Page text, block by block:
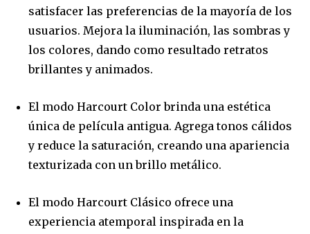
satisfacer las preferencias de la mayoría de los
usuarios. Mejora la iluminación, las sombras y
los colores, dando como resultado retratos
brillantes y animados.
El modo Harcourt Color brinda una estética
única de película antigua. Agrega tonos cálidos
y reduce la saturación, creando una apariencia
texturizada con un brillo metálico.
El modo Harcourt Clásico ofrece una
experiencia atemporal inspirada en la